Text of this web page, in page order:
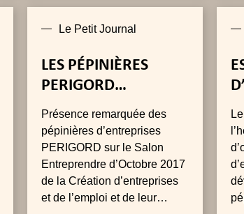
Le Petit Journal
LES PÉPINIÈRES
PERIGORD
REMARQUÉES LORS
DU SALON
ENTREPRENDRE.PT
À LISBONNE
Présence remarquée des
pépinières d’entreprises
PERIGORD sur le Salon
Entreprendre d’Octobre 2017
de la Création d’entreprises
et de l’emploi et de leur